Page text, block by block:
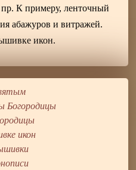
К примеру, ленточный
абажуров и витражей.
икон.
Богородицы
икон